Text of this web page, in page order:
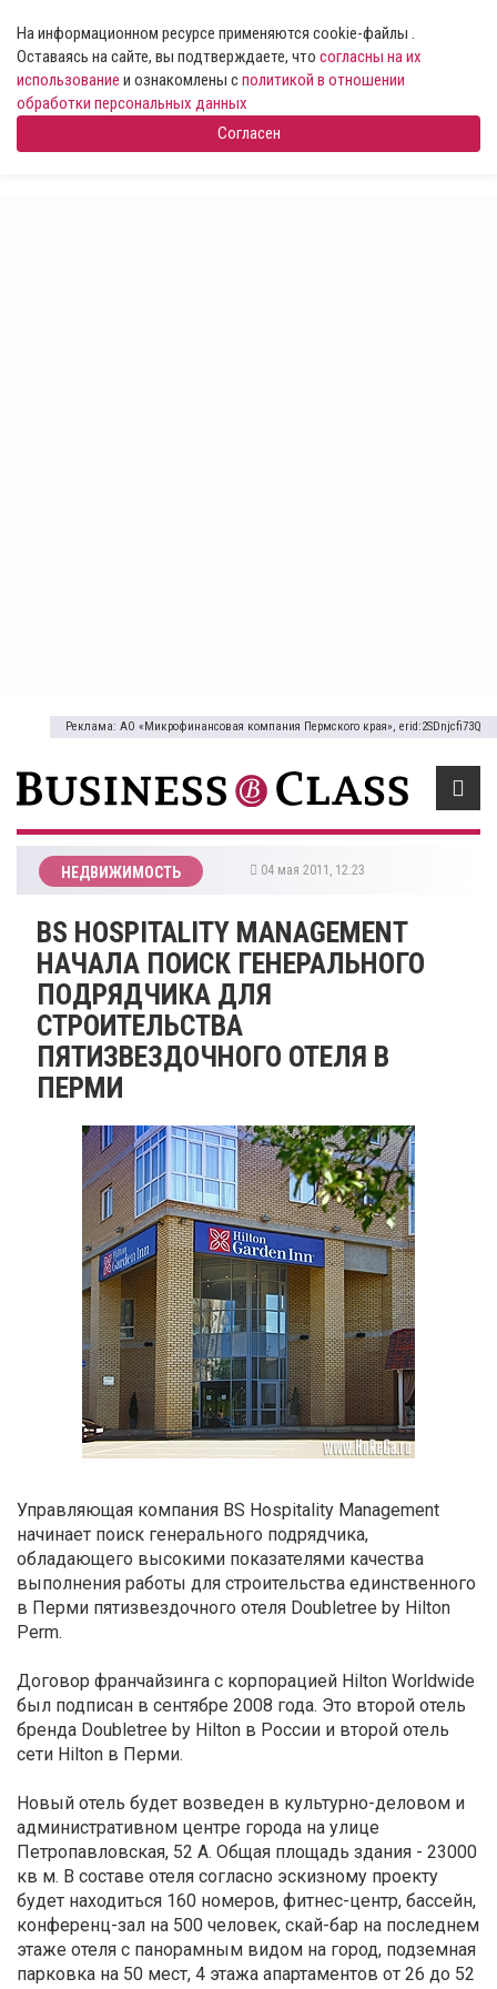
На информационном ресурсе применяются cookie-файлы .
Оставаясь на сайте, вы подтверждаете, что согласны на их
использование и ознакомлены сполитикой в отношении
обработки персональных данных
Согласен
Реклама: АО «Микрофинансовая компания Пермского края», erid:2SDnjcfi73Q
НЕДВИЖИМОСТЬ 04 мая 2011, 12:23
BS HOSPITALITY MANAGEMENT
НАЧАЛА ПОИСК ГЕНЕРАЛЬНОГО
ПОДРЯДЧИКА ДЛЯ
СТРОИТЕЛЬСТВА
ПЯТИЗВЕЗДОЧНОГО ОТЕЛЯ В
ПЕРМИ
Управляющая компания BS Hospitality Management
начинает поиск генерального подрядчика,
обладающего высокими показателями качества
выполнения работы для строительства единственного
в Перми пятизвездочного отеля Doubletree by Hilton
Perm.
Договор франчайзинга с корпорацией Hilton Worldwide
был подписан в сентябре 2008 года. Это второй отель
бренда Doubletree by Hilton в России и второй отель
сети Hilton в Перми.
Новый отель будет возведен в культурно-деловом и
административном центре города на улице
Петропавловская, 52 А. Общая площадь здания - 23000
кв м. В составе отеля согласно эскизному проекту
будет находиться 160 номеров, фитнес-центр, бассейн,
конференц-зал на 500 человек, скай-бар на последнем
этаже отеля с панорамным видом на город, подземная
парковка на 50 мест, 4 этажа апартаментов от 26 до 52